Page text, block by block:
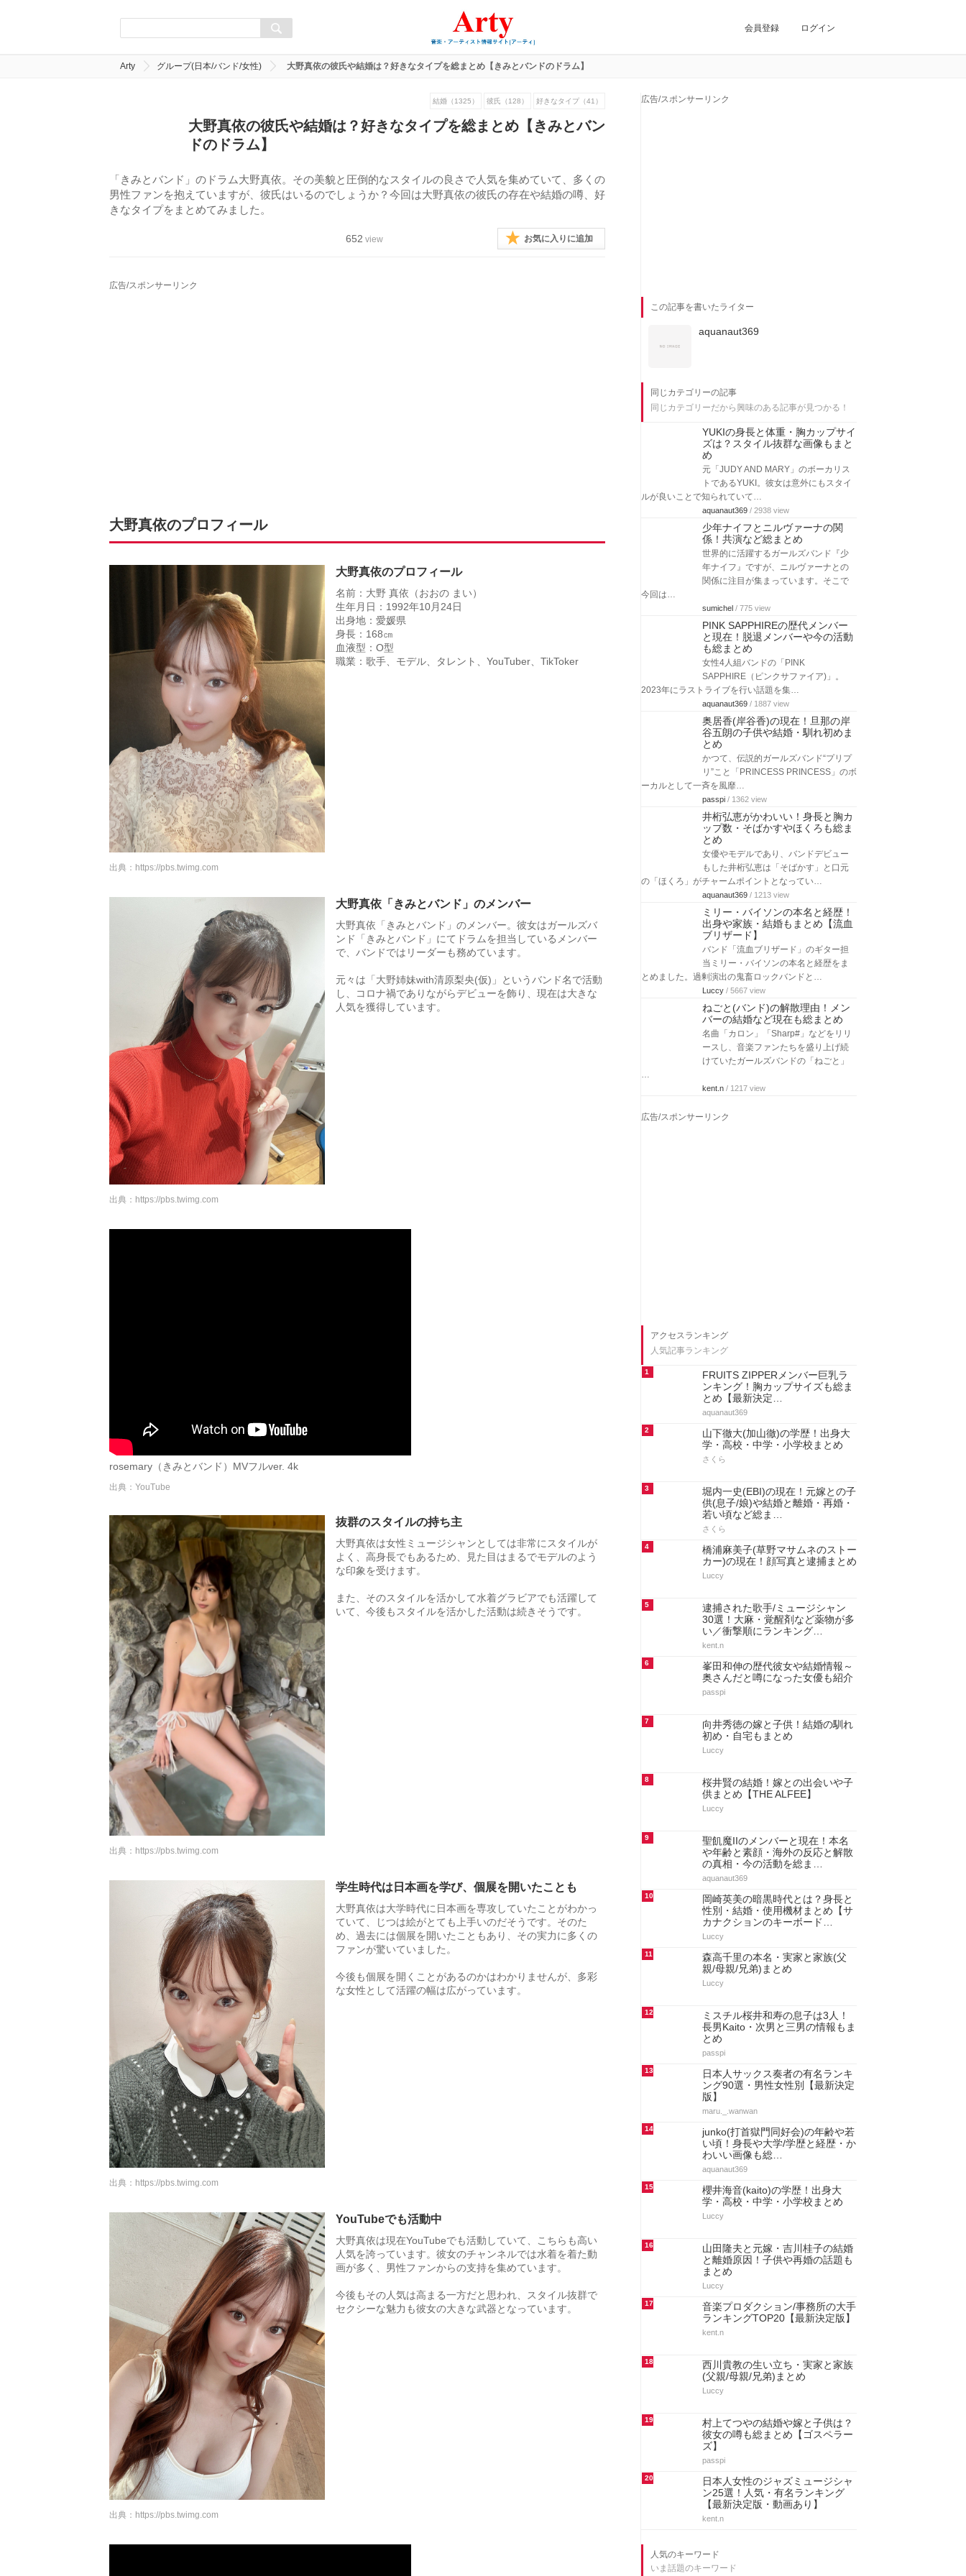
会員登録 ログイン
Arty グループ(日本/バンド/女性) 大野真依の彼氏や結婚は？好きなタイプを総まとめ【きみとバンドのドラム】
結婚（1325） 彼氏（128） 好きなタイプ（41）
大野真依の彼氏や結婚は？好きなタイプを総まとめ【きみとバン
ドのドラム】
「きみとバンド」のドラム大野真依。その美貌と圧倒的なスタイルの良さで人気を集めていて、多くの
男性ファンを抱えていますが、彼氏はいるのでしょうか？今回は大野真依の彼氏の存在や結婚の噂、好
きなタイプをまとめてみました。
652 view お気に入りに追加
広告/スポンサーリンク
大野真依のプロフィール
大野真依のプロフィール
名前：大野 真依（おおの まい）
生年月日：1992年10月24日
出身地：愛媛県
身長：168㎝
血液型：O型
職業：歌手、モデル、タレント、YouTuber、TikToker
出典： https://pbs.twimg.com
大野真依「きみとバンド」のメンバー
大野真依「きみとバンド」のメンバー。彼女はガールズバ
ンド「きみとバンド」にてドラムを担当しているメンバー
で、バンドではリーダーも務めています。
元々は「大野姉妹with清原梨央(仮)」というバンド名で活動
し、コロナ禍でありながらデビューを飾り、現在は大きな
人気を獲得しています。
出典： https://pbs.twimg.com
rosemary（きみとバンド）MVフルver. 4k
出典：YouTube
抜群のスタイルの持ち主
大野真依は女性ミュージシャンとしては非常にスタイルが
よく、高身長でもあるため、見た目はまるでモデルのよう
な印象を受けます。
また、そのスタイルを活かして水着グラビアでも活躍して
いて、今後もスタイルを活かした活動は続きそうです。
出典： https://pbs.twimg.com
学生時代は日本画を学び、個展を開いたことも
大野真依は大学時代に日本画を専攻していたことがわかっ
ていて、じつは絵がとても上手いのだそうです。そのた
め、過去には個展を開いたこともあり、その実力に多くの
ファンが驚いていました。
今後も個展を開くことがあるのかはわかりませんが、多彩
な女性として活躍の幅は広がっています。
出典： https://pbs.twimg.com
YouTubeでも活動中
大野真依は現在YouTubeでも活動していて、こちらも高い
人気を誇っています。彼女のチャンネルでは水着を着た動
画が多く、男性ファンからの支持を集めています。
今後もその人気は高まる一方だと思われ、スタイル抜群で
セクシーな魅力も彼女の大きな武器となっています。
出典： https://pbs.twimg.com
広告/スポンサーリンク
この記事を書いたライター
aquanaut369
同じカテゴリーの記事
同じカテゴリーだから興味のある記事が見つかる！
YUKIの身長と体重・胸カップサイ
ズは？スタイル抜群な画像もまと
め
元「JUDY AND MARY」のボーカリス
トであるYUKI。彼女は意外にもスタイ
ルが良いことで知られていて…
aquanaut369 / 2938 view
少年ナイフとニルヴァーナの関
係！共演など総まとめ
世界的に活躍するガールズバンド『少
年ナイフ』ですが、ニルヴァーナとの
関係に注目が集まっています。そこで
今回は…
sumichel / 775 view
PINK SAPPHIREの歴代メンバー
と現在！脱退メンバーや今の活動
も総まとめ
女性4人組バンドの「PINK
SAPPHIRE（ピンクサファイア)」。
2023年にラストライブを行い話題を集…
aquanaut369 / 1887 view
奥居香(岸谷香)の現在！旦那の岸
谷五朗の子供や結婚・馴れ初めま
とめ
かつて、伝説的ガールズバンド“プリプ
リ”こと「PRINCESS PRINCESS」のボ
ーカルとして一斉を風靡…
passpi / 1362 view
井桁弘恵がかわいい！身長と胸カ
ップ数・そばかすやほくろも総ま
とめ
女優やモデルであり、バンドデビュー
もした井桁弘恵は「そばかす」と口元
の「ほくろ」がチャームポイントとなってい…
aquanaut369 / 1213 view
ミリー・バイソンの本名と経歴！
出身や家族・結婚もまとめ【流血
ブリザード】
バンド「流血ブリザード」のギター担
当ミリー・バイソンの本名と経歴をま
とめました。過剰演出の鬼畜ロックバンドと…
Luccy / 5667 view
ねごと(バンド)の解散理由！メン
バーの結婚など現在も総まとめ
名曲「カロン」「Sharp#」などをリリ
ースし、音楽ファンたちを盛り上げ続
けていたガールズバンドの「ねごと」
…
kent.n / 1217 view
広告/スポンサーリンク
アクセスランキング
人気記事ランキング
1
FRUITS ZIPPERメンバー巨乳ラ
ンキング！胸カップサイズも総ま
とめ【最新決定…
aquanaut369
2
山下徹大(加山徹)の学歴！出身大
学・高校・中学・小学校まとめ
さくら
3
堀内一史(EBI)の現在！元嫁との子
供(息子/娘)や結婚と離婚・再婚・
若い頃など総ま…
さくら
4
橋浦麻美子(草野マサムネのストー
カー)の現在！顔写真と逮捕まとめ
Luccy
5
逮捕された歌手/ミュージシャン
30選！大麻・覚醒剤など薬物が多
い／衝撃順にランキング…
kent.n
6
峯田和伸の歴代彼女や結婚情報～
奥さんだと噂になった女優も紹介
passpi
7
向井秀徳の嫁と子供！結婚の馴れ
初め・自宅もまとめ
Luccy
8
桜井賢の結婚！嫁との出会いや子
供まとめ【THE ALFEE】
Luccy
9
聖飢魔IIのメンバーと現在！本名
や年齢と素顔・海外の反応と解散
の真相・今の活動を総ま…
aquanaut369
10
岡崎英美の暗黒時代とは？身長と
性別・結婚・使用機材まとめ【サ
カナクションのキーボード…
Luccy
11
森高千里の本名・実家と家族(父
親/母親/兄弟)まとめ
Luccy
12
ミスチル桜井和寿の息子は3人！
長男Kaito・次男と三男の情報もま
とめ
passpi
13
日本人サックス奏者の有名ランキ
ング90選・男性女性別【最新決定
版】
maru._.wanwan
14
junko(打首獄門同好会)の年齢や若
い頃！身長や大学/学歴と経歴・か
わいい画像も総…
aquanaut369
15
櫻井海音(kaito)の学歴！出身大
学・高校・中学・小学校まとめ
Luccy
16
山田隆夫と元嫁・吉川桂子の結婚
と離婚原因！子供や再婚の話題も
まとめ
Luccy
17
音楽プロダクション/事務所の大手
ランキングTOP20【最新決定版】
kent.n
18
西川貴教の生い立ち・実家と家族
(父親/母親/兄弟)まとめ
Luccy
19
村上てつやの結婚や嫁と子供は？
彼女の噂も総まとめ【ゴスペラー
ズ】
passpi
20
日本人女性のジャズミュージシャ
ン25選！人気・有名ランキング
【最新決定版・動画あり】
kent.n
人気のキーワード
いま話題のキーワード